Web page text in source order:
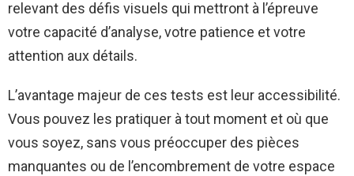
relevant des défis visuels qui mettront à l’épreuve
votre capacité d’analyse, votre patience et votre
attention aux détails.
L’avantage majeur de ces tests est leur accessibilité.
Vous pouvez les pratiquer à tout moment et où que
vous soyez, sans vous préoccuper des pièces
manquantes ou de l’encombrement de votre espace